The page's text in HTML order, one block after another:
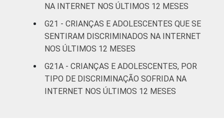
NA INTERNET NOS ÚLTIMOS 12 MESES
G21 - CRIANÇAS E ADOLESCENTES QUE SE
SENTIRAM DISCRIMINADOS NA INTERNET
NOS ÚLTIMOS 12 MESES
G21A - CRIANÇAS E ADOLESCENTES, POR
TIPO DE DISCRIMINAÇÃO SOFRIDA NA
INTERNET NOS ÚLTIMOS 12 MESES